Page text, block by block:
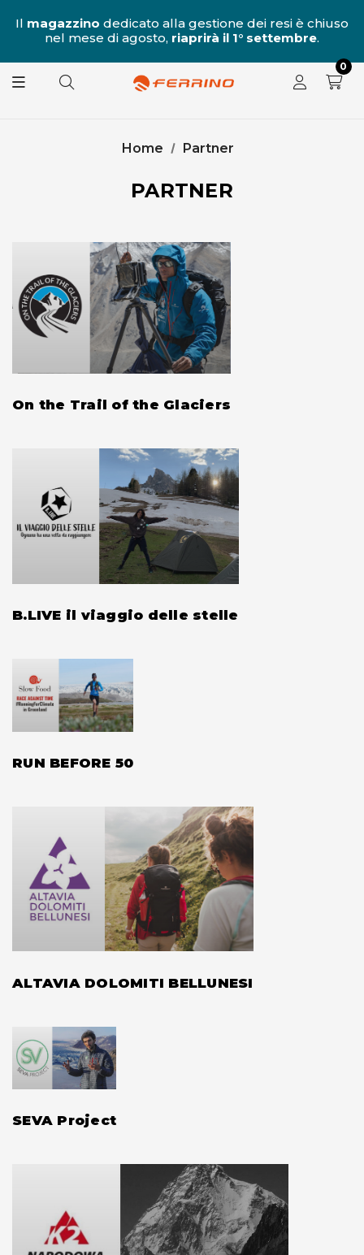
Il magazzino dedicato alla gestione dei resi è chiuso
nel mese di agosto, riaprirà il 1° settembre.
0
Home Partner
PARTNER
On the Trail of the Glaciers
B.LIVE il viaggio delle stelle
RUN BEFORE 50
ALTAVIA DOLOMITI BELLUNESI
SEVA Project